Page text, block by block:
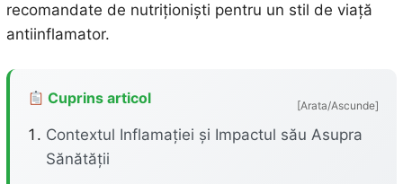
recomandate de nutriționiști pentru un stil de viață
antiinflamator.
Cuprins articol [Arata/Ascunde]
Contextul Inflamației și Impactul său Asupra
Sănătății